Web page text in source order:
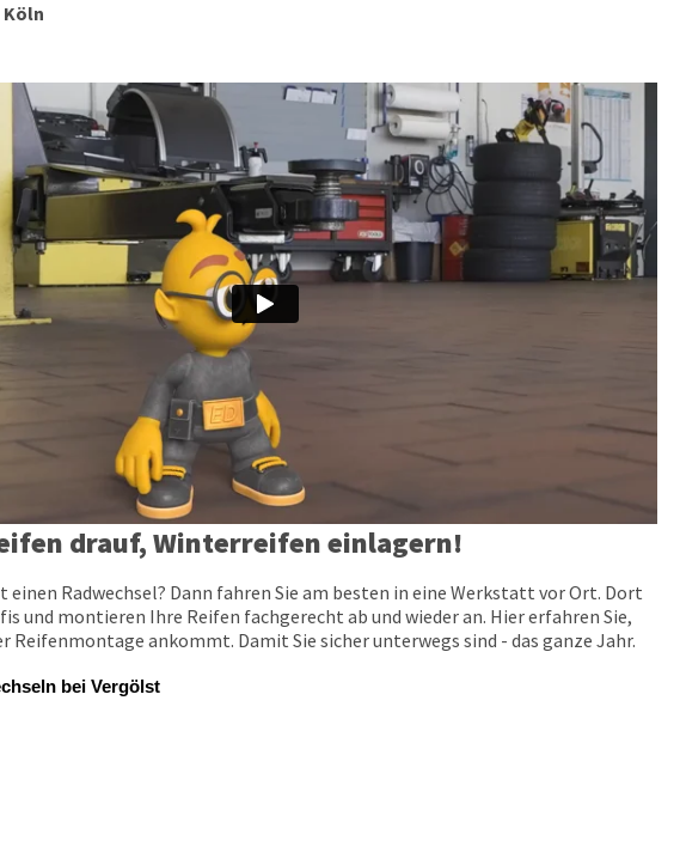
Köln
drauf, Winterreifen einlagern!
einen Radwechsel? Dann fahren Sie am besten in eine Werkstatt vor Ort. Dort
und montieren Ihre Reifen fachgerecht ab und wieder an. Hier erfahren Sie,
Reifenmontage ankommt. Damit Sie sicher unterwegs sind - das ganze Jahr.
bei Vergölst